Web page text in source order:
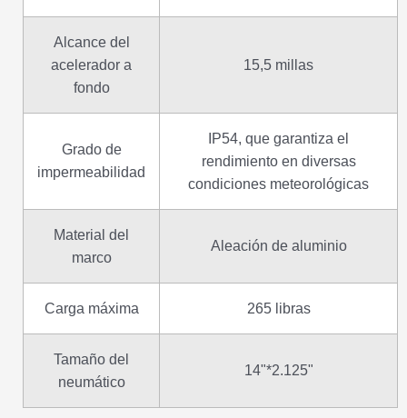
Alcance del
acelerador a
fondo
15,5 millas
Grado de
impermeabilidad
IP54, que garantiza el
rendimiento en diversas
condiciones meteorológicas
Material del
marco
Aleación de aluminio
Carga máxima 265 libras
Tamaño del
neumático
14"*2.125"